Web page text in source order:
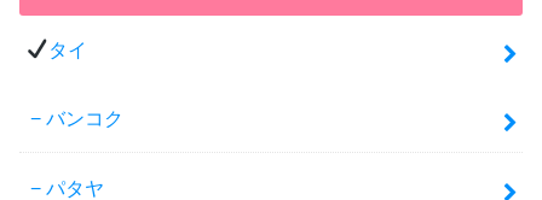
タイ
バンコク
パタヤ